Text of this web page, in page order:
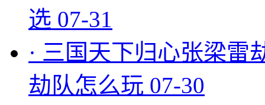
选 07-31
· 三国天下归心张梁雷
劫队怎么玩 07-30